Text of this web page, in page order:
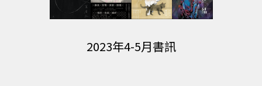
2023年4-5月書訊